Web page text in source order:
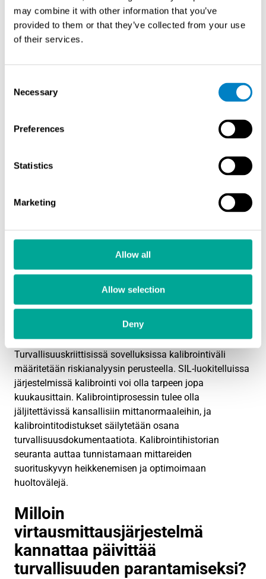
may combine it with other information that you’ve
provided to them or that they’ve collected from your use
of their services.
Selection
Necessary
Preferences
Statistics
Marketing
Allow all
Allow selection
Deny
varmistamiseksi.
Kuinka virtausmittauksen
prosessin turvallisuuteen, sillä epätarkka mittaustieto voi
johtaa vääriin ohjauspäätöksiin ja turvallisuusriskien
tunnistamatta jäämiseen. Kalibroimaton tai virheellisesti
kalibroitu mittari voi antaa harhaanjohtavaa tietoa
turvallisuuden.
säilymisen ajan myötä. Prosessiolosuhteet, kuten
lämpötilan vaihtelut, mekaaninen tärinä ja kemiallinen
kuluminen, voivat vaikuttaa mittarin tarkkuuteen.
Kalibroimaton mittari voi näyttää normaalia virtausta,
mikä voi johtaa jäähdytyksen riittämättömyyteen tai
reagenssien vääriin syöttösuhteisiin.
Turvallisuuskriittisissä sovelluksissa kalibrointiväli
määritetään riskianalyysin perusteella. SIL-luokitelluissa
järjestelmissä kalibrointi voi olla tarpeen jopa
kuukausittain. Kalibrointiprosessin tulee olla
jäljitettävissä kansallisiin mittanormaaleihin, ja
kalibrointitodistukset säilytetään osana
turvallisuusdokumentaatiota. Kalibrointihistorian
seuranta auttaa tunnistamaan mittareiden
suorituskyvyn heikkenemisen ja optimoimaan
huoltovälejä.
Milloin
virtausmittausjärjestelmä
kannattaa päivittää
turvallisuuden parantamiseksi?